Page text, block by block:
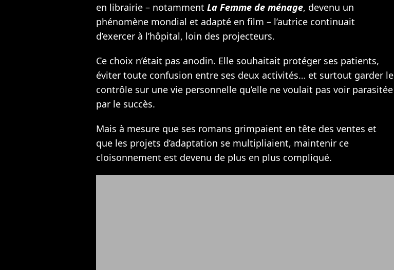
en librairie – notamment La Femme de ménage, devenu un
phénomène mondial et adapté en film – l’autrice continuait
d’exercer à l’hôpital, loin des projecteurs.
Ce choix n’était pas anodin. Elle souhaitait protéger ses patients,
éviter toute confusion entre ses deux activités… et surtout garder le
contrôle sur une vie personnelle qu’elle ne voulait pas voir parasitée
par le succès.
Mais à mesure que ses romans grimpaient en tête des ventes et
que les projets d’adaptation se multipliaient, maintenir ce
cloisonnement est devenu de plus en plus compliqué.